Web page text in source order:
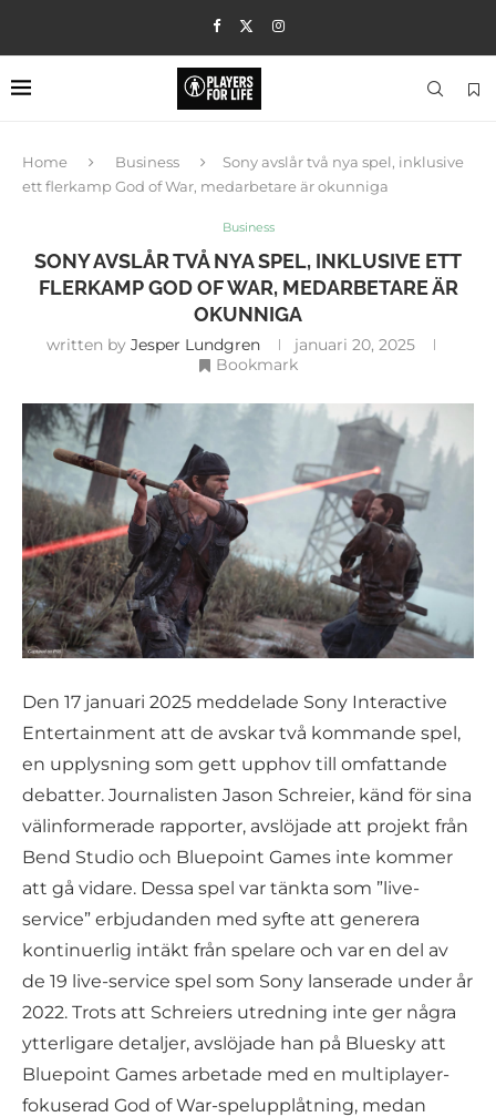
Home Business
Sony avslår två nya spel, inklusive
ett flerkamp God of War, medarbetare är okunniga
Business
SONY AVSLÅR TVÅ NYA SPEL, INKLUSIVE ETT
FLERKAMP GOD OF WAR, MEDARBETARE ÄR
OKUNNIGA
written by Jesper Lundgren
januari 20, 2025
Bookmark
Den 17 januari 2025 meddelade Sony Interactive
Entertainment att de avskar två kommande spel,
en upplysning som gett upphov till omfattande
debatter. Journalisten Jason Schreier, känd för sina
välinformerade rapporter, avslöjade att projekt från
Bend Studio och Bluepoint Games inte kommer
att gå vidare. Dessa spel var tänkta som ”live-
service” erbjudanden med syfte att generera
kontinuerlig intäkt från spelare och var en del av
de 19 live-service spel som Sony lanserade under år
2022. Trots att Schreiers utredning inte ger några
ytterligare detaljer, avslöjade han på Bluesky att
Bluepoint Games arbetade med en multiplayer-
fokuserad God of War-spelupplåtning, medan